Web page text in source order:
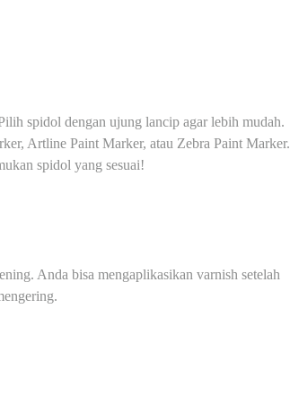
spidol dengan ujung lancip agar lebih mudah.
Artline Paint Marker, atau Zebra Paint Marker.
spidol yang sesuai!
Anda bisa mengaplikasikan varnish setelah